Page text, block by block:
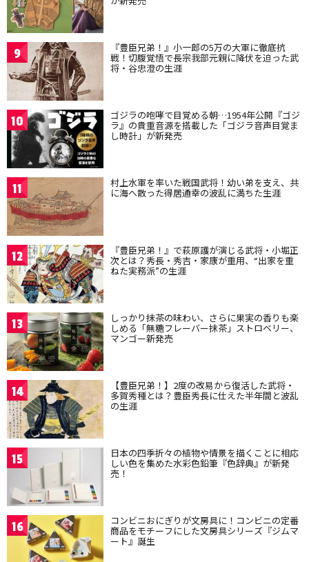
9 『豊臣兄弟！』小一郎の5万の大軍に徹底抗
戦！切腹覚悟で長宗我部元親に降伏を迫った武
将・谷忠澄の生涯
10 ゴジラの咆哮で目覚める朝…1954年公開『ゴジ
ラ』の貴重音源を搭載した「ゴジラ音声目覚ま
し時計」が新発売
11 村上水軍を率いた戦国武将！幼い弟を支え、共
に海へ散った得居通幸の波乱に満ちた生涯
12 『豊臣兄弟！』で萩原護が演じる武将・小堀正
次とは？秀長・秀吉・家康が重用、“出家を重
ねた実務派”の生涯
13 しっかり抹茶の味わい、さらに果実の香りも楽
しめる「無糖フレーバー抹茶」ストロベリー、
マンゴー新発売
14 【豊臣兄弟！】2度の改易から復活した武将・
多賀秀種とは？豊臣秀長に仕えた半年間と波乱
の生涯
15 日本の四季折々の植物や情景を描くことに相応
しい色を集めた水彩色鉛筆『色辞典』が新発
売！
16 コンビニおにぎりが文房具に！コンビニの定番
商品をモチーフにした文房具シリーズ『ジムマ
ート』誕生